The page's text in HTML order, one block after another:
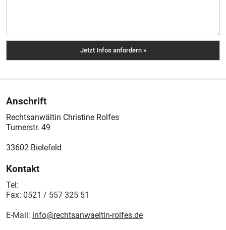
Anschrift
Rechtsanwältin Christine Rolfes
Turnerstr. 49
33602 Bielefeld
Kontakt
Tel:
Fax: 0521 / 557 325 51
E-Mail: info@rechtsanwaeltin-rolfes.de